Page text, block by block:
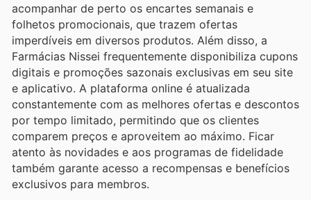
acompanhar de perto os encartes semanais e
folhetos promocionais, que trazem ofertas
imperdíveis em diversos produtos. Além disso, a
Farmácias Nissei frequentemente disponibiliza cupons
digitais e promoções sazonais exclusivas em seu site
e aplicativo. A plataforma online é atualizada
constantemente com as melhores ofertas e descontos
por tempo limitado, permitindo que os clientes
comparem preços e aproveitem ao máximo. Ficar
atento às novidades e aos programas de fidelidade
também garante acesso a recompensas e benefícios
exclusivos para membros.